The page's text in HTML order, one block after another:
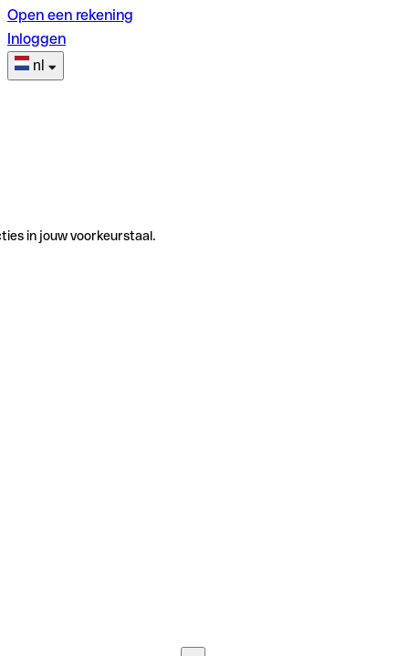
Open een rekening
Inloggen
nl
in jouw voorkeurstaal.